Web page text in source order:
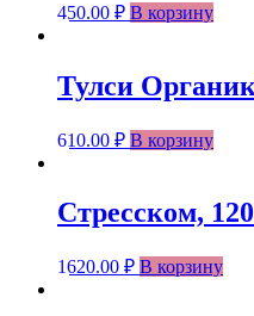
450.00 ₽ В корзину
Тулси
610.00 ₽ В корзину
Стресском,
1620.00 ₽ В корзину